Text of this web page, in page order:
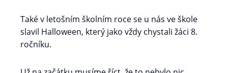
Také v letošním školním roce se u nás ve škole
slavil Halloween, který jako vždy chystali žáci 8.
ročníku.